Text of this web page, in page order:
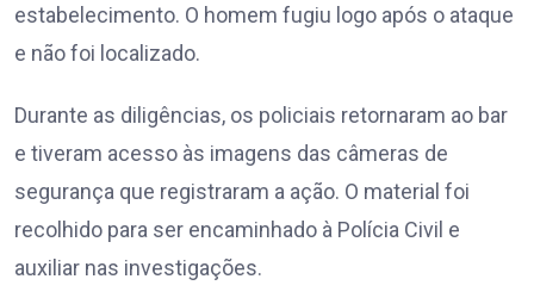
estabelecimento. O homem fugiu logo após o ataque
e não foi localizado.
Durante as diligências, os policiais retornaram ao bar
e tiveram acesso às imagens das câmeras de
segurança que registraram a ação. O material foi
recolhido para ser encaminhado à Polícia Civil e
auxiliar nas investigações.